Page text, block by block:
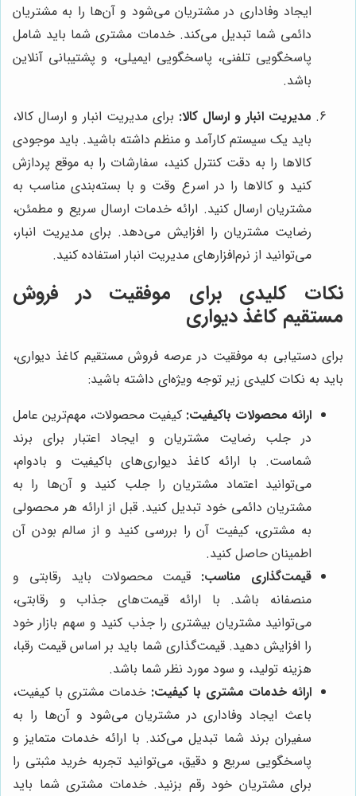
ایجاد وفاداری در مشتریان می‌شود و آن‌ها را به مشتریان
دائمی شما تبدیل می‌کند. خدمات مشتری شما باید شامل
پاسخگویی تلفنی، پاسخگویی ایمیلی، و پشتیبانی آنلاین
باشد.
مدیریت انبار و ارسال کالا: برای مدیریت انبار و ارسال کالا،
باید یک سیستم کارآمد و منظم داشته باشید. باید موجودی
کالاها را به دقت کنترل کنید، سفارشات را به موقع پردازش
کنید و کالاها را در اسرع وقت و با بسته‌بندی مناسب به
مشتریان ارسال کنید. ارائه خدمات ارسال سریع و مطمئن،
رضایت مشتریان را افزایش می‌دهد. برای مدیریت انبار،
می‌توانید از نرم‌افزارهای مدیریت انبار استفاده کنید.
نکات کلیدی برای موفقیت در فروش
مستقیم کاغذ دیواری
برای دستیابی به موفقیت در عرصه فروش مستقیم کاغذ دیواری،
باید به نکات کلیدی زیر توجه ویژه‌ای داشته باشید:
ارائه محصولات باکیفیت: کیفیت محصولات، مهم‌ترین عامل
در جلب رضایت مشتریان و ایجاد اعتبار برای برند
شماست. با ارائه کاغذ دیواری‌های باکیفیت و بادوام،
می‌توانید اعتماد مشتریان را جلب کنید و آن‌ها را به
مشتریان دائمی خود تبدیل کنید. قبل از ارائه هر محصولی
به مشتری، کیفیت آن را بررسی کنید و از سالم بودن آن
اطمینان حاصل کنید.
قیمت‌گذاری مناسب: قیمت محصولات باید رقابتی و
منصفانه باشد. با ارائه قیمت‌های جذاب و رقابتی،
می‌توانید مشتریان بیشتری را جذب کنید و سهم بازار خود
را افزایش دهید. قیمت‌گذاری شما باید بر اساس قیمت رقبا،
هزینه تولید، و سود مورد نظر شما باشد.
ارائه خدمات مشتری با کیفیت: خدمات مشتری با کیفیت،
باعث ایجاد وفاداری در مشتریان می‌شود و آن‌ها را به
سفیران برند شما تبدیل می‌کند. با ارائه خدمات متمایز و
پاسخگویی سریع و دقیق، می‌توانید تجربه خرید مثبتی را
برای مشتریان خود رقم بزنید. خدمات مشتری شما باید